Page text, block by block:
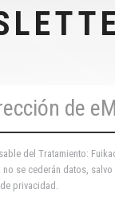
del Tratamiento:
no se cederán datos,
privacidad